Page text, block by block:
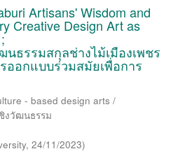
Artisans' Wisdom and
Creative Design Art as
รรมสกุลช่างไม้เมืองเพชร
ออกแบบร่วมสมัยเพื่อการ
- based design arts /
งวัฒนธรรม
, 24/11/2023)